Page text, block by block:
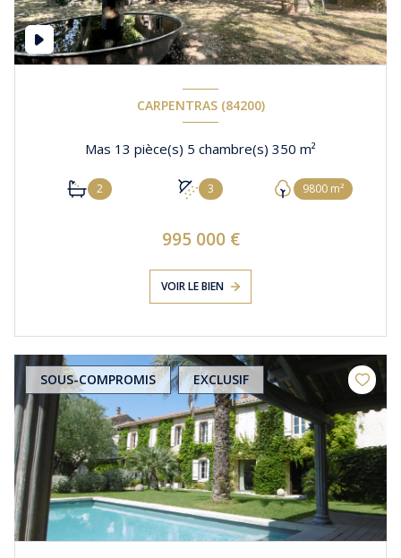
CARPENTRAS (84200)
Mas 13 pièce(s) 5 chambre(s) 350 m²
2 3 9800 m²
995 000 €
VOIR LE BIEN
SOUS-COMPROMIS EXCLUSIF